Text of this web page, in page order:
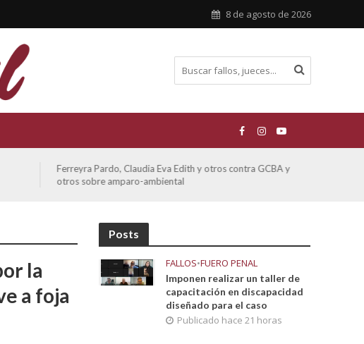
8 de agosto de 2026
Ferreyra Pardo, Claudia Eva Edith y otros contra GCBA y
otros sobre amparo-ambiental
la
a foja
Posts
FALLOS•FUERO PENAL
Imponen realizar un taller de
capacitación en discapacidad
diseñado para el caso
Publicado hace 21 horas